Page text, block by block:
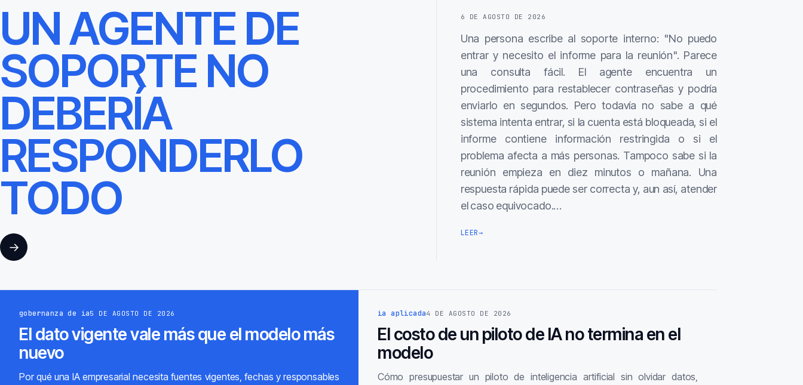
UN AGENTE DE
SOPORTE NO
DEBERÍA
RESPONDERLO
TODO
→
6 DE AGOSTO DE 2026
Una persona escribe al soporte interno: "No puedo
entrar y necesito el informe para la reunión". Parece
una consulta fácil. El agente encuentra un
procedimiento para restablecer contraseñas y podría
enviarlo en segundos. Pero todavía no sabe a qué
sistema intenta entrar, si la cuenta está bloqueada, si el
informe contiene información restringida o si el
problema afecta a más personas. Tampoco sabe si la
reunión empieza en diez minutos o mañana. Una
respuesta rápida puede ser correcta y, aun así, atender
el caso equivocado.…
LEER→
gobernanza de ia5 DE AGOSTO DE 2026
El dato vigente vale más que el modelo más
nuevo
Por qué una IA empresarial necesita fuentes vigentes, fechas y responsables
ia aplicada4 DE AGOSTO DE 2026
El costo de un piloto de IA no termina en el
modelo
Cómo presupuestar un piloto de inteligencia artificial sin olvidar datos,